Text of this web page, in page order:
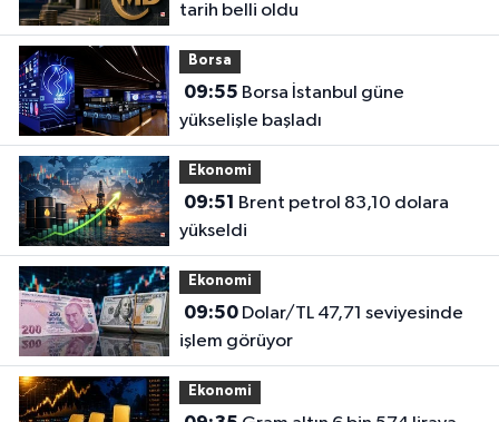
tarih belli oldu
Borsa
09:55
yükselişle başladı
Ekonomi
09:51
yükseldi
Ekonomi
09:50Dolar/TL 47,71 seviyesinde
işlem görüyor
Ekonomi